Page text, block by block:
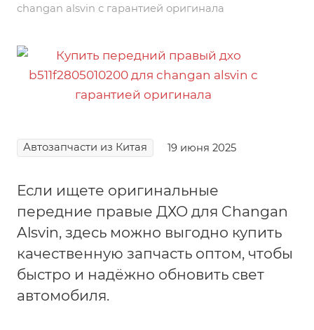
changan alsvin с гарантией оригинала
Автозапчасти из Китая 19 июня 2025
Если ищете оригинальные
передние правые ДХО для Changan
Alsvin, здесь можно выгодно купить
качественную запчасть оптом, чтобы
быстро и надёжно обновить свет
автомобиля.